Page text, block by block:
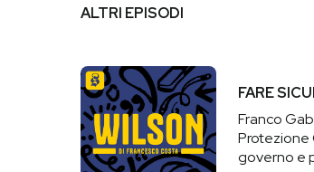
ALTRI EPISODI
FARE
Franco
Protezione
governo e